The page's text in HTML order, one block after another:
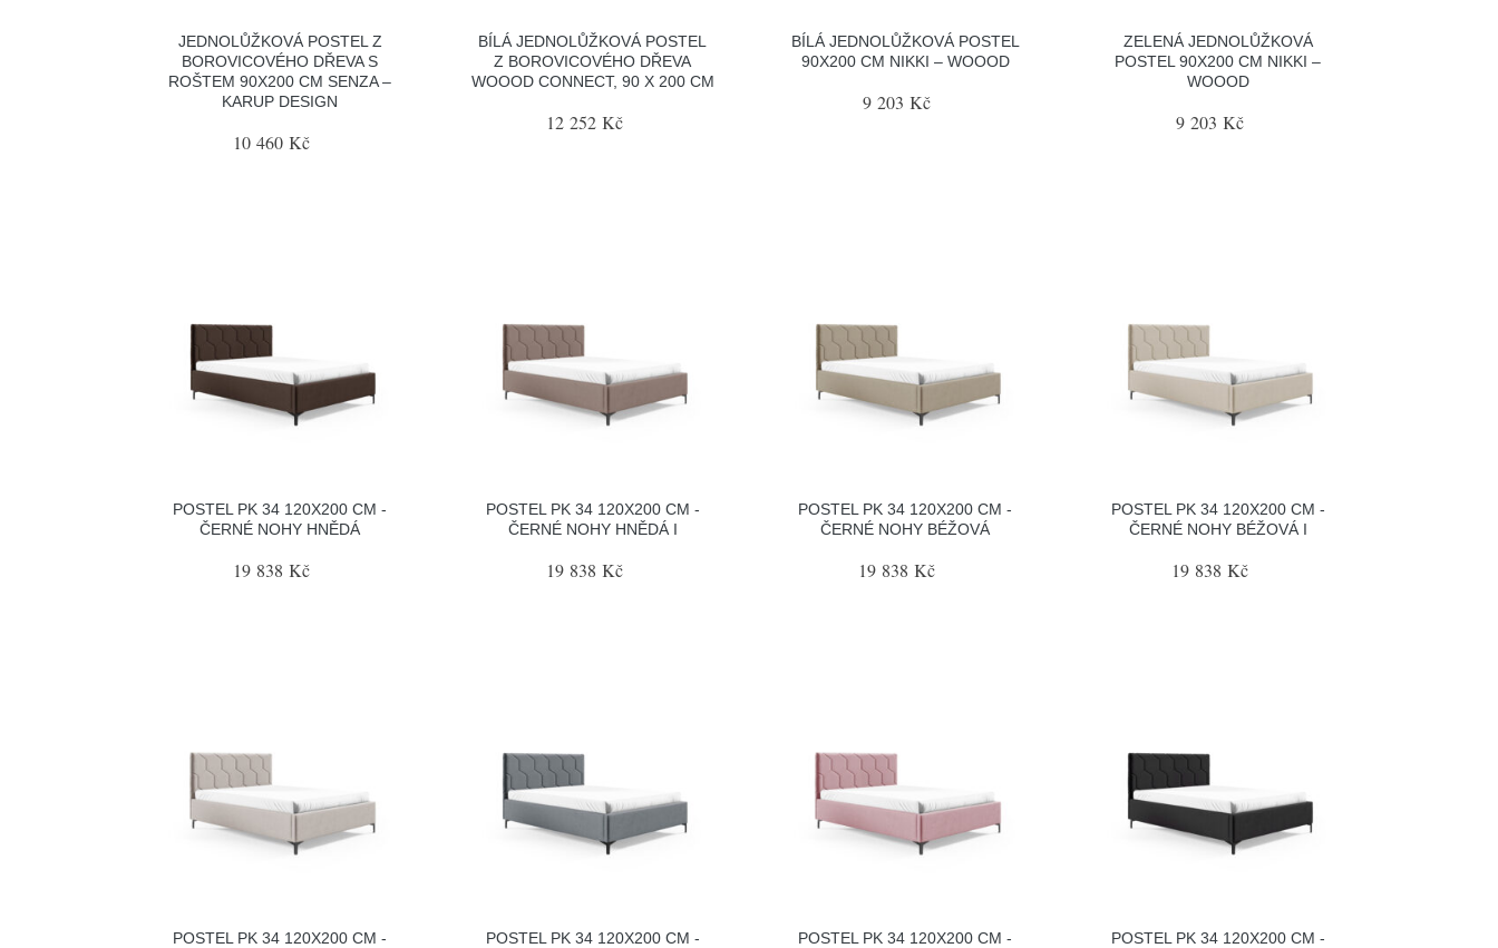
JEDNOLŮŽKOVÁ POSTEL Z
BOROVICOVÉHO DŘEVA S
ROŠTEM 90X200 CM SENZA –
KARUP DESIGN
10 460 Kč
BÍLÁ JEDNOLŮŽKOVÁ POSTEL
Z BOROVICOVÉHO DŘEVA
WOOOD CONNECT, 90 X 200 CM
12 252 Kč
BÍLÁ JEDNOLŮŽKOVÁ POSTEL
90X200 CM NIKKI – WOOOD
9 203 Kč
ZELENÁ JEDNOLŮŽKOVÁ
POSTEL 90X200 CM NIKKI –
WOOOD
9 203 Kč
POSTEL PK 34 120X200 CM -
ČERNÉ NOHY HNĚDÁ
19 838 Kč
POSTEL PK 34 120X200 CM -
ČERNÉ NOHY HNĚDÁ I
19 838 Kč
POSTEL PK 34 120X200 CM -
ČERNÉ NOHY BÉŽOVÁ
19 838 Kč
POSTEL PK 34 120X200 CM -
ČERNÉ NOHY BÉŽOVÁ I
19 838 Kč
POSTEL PK 34 120X200 CM -
POSTEL PK 34 120X200 CM -
POSTEL PK 34 120X200 CM -
POSTEL PK 34 120X200 CM -